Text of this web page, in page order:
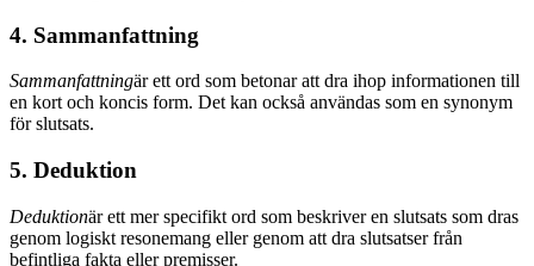
4. Sammanfattning
Sammanfattningär ett ord som betonar att dra ihop informationen till
en kort och koncis form. Det kan också användas som en synonym
för slutsats.
5. Deduktion
Deduktionär ett mer specifikt ord som beskriver en slutsats som dras
genom logiskt resonemang eller genom att dra slutsatser från
befintliga fakta eller premisser.